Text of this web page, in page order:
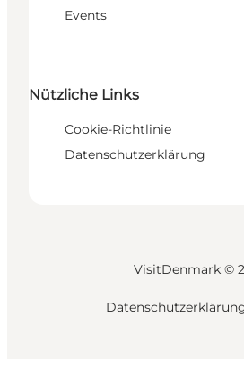
Events
Nützliche Links
Cookie-Richtlinie
Datenschutzerklärung
VisitDenmark ©